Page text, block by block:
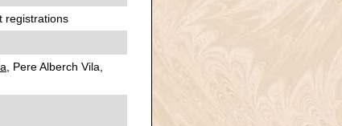
registrations
, Pere Alberch Vila,